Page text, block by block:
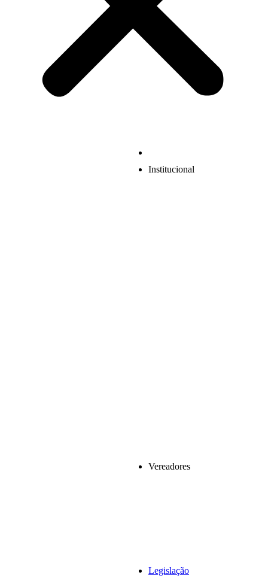
Institucional
Vereadores
Legislação